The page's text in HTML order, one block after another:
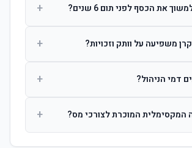
עוקבת אחרי מדד ספציפי ומאפשרת
את הכסף לפני תום 6 שנים? +
הרווחים. לאחר 6 שנים ניתן למשוך פטור ממס עד לתקרה
משפיעה על וותק וזכויות? +
ממשיך להיספר מיום ההפקדה הראשונה.
דמי הניהול? +
בעת הצטרפות.המוכרת לצורכי מס? +